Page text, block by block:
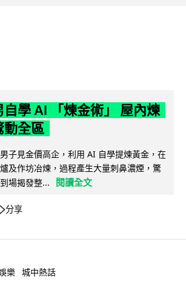
自學 AI 「煉金術」 屋內煉
動全區
子見金價高企，利用 AI 自學提煉黃金，在
及作坊冶煉，過程產生大量刺鼻濃煙，驚
場揭發整...
閱讀全文
分享
樂 城中熱話